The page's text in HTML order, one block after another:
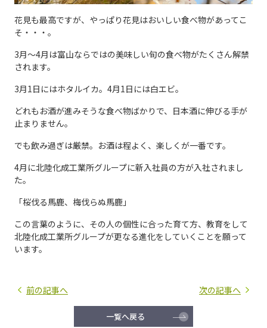
花見も最高ですが、やっぱり花見はおいしい食べ物があってこ
そ・・・。
3月～4月は富山ならではの美味しい旬の食べ物がたくさん解禁
されます。
3月1日にはホタルイカ。4月1日には白エビ。
どれもお酒が進みそうな食べ物ばかりで、日本酒に伸びる手が
止まりません。
でも飲み過ぎは厳禁。お酒は程よく、楽しくが一番です。
4月に北陸化成工業所グループに新入社員の方が入社されまし
た。
「桜伐る馬鹿、梅伐らぬ馬鹿」
この言葉のように、その人の個性に合った育て方、教育をして
北陸化成工業所グループが更なる進化をしていくことを願って
います。
前の記事へ 次の記事へ
一覧へ戻る